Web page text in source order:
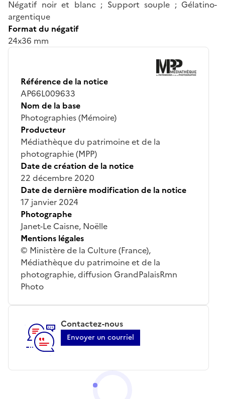
Négatif noir et blanc ; Support souple ; Gélatino-
argentique
Format du négatif
24x36 mm
Référence de la notice
AP66L009633
Nom de la base
Photographies (Mémoire)
Producteur
Médiathèque du patrimoine et de la
photographie (MPP)
Date de création de la notice
22 décembre 2020
Date de dernière modification de la notice
17 janvier 2024
Photographe
Janet-Le Caisne, Noëlle
Mentions légales
© Ministère de la Culture (France),
Médiathèque du patrimoine et de la
photographie, diffusion GrandPalaisRmn
Photo
Contactez-nous
Envoyer un courriel